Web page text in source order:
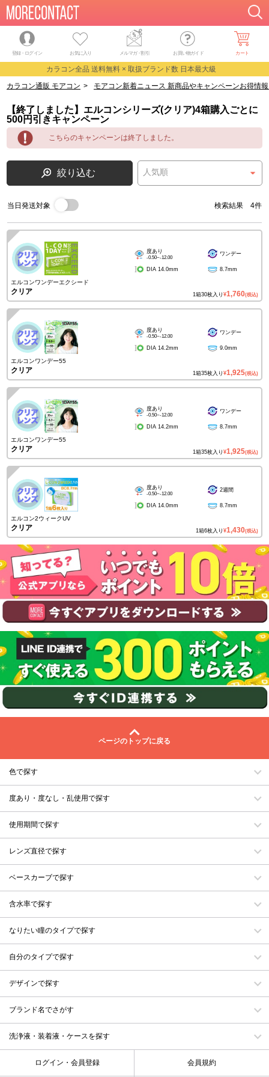
登録・ログイン お気に入り メルマガ・割引 お買い物ガイド カート
カラコン全品 送料無料 × 取扱ブランド数 日本最大級
カラコン通販 モアコン > モアコン新着ニュース 新商品やキャンペーンお得情
【終了しました】エルコンシリーズ(クリア)4箱購入ごとに
500円引きキャンペーン
こちらのキャンペーンは終了しました。
絞り込む
当日発送対象 検索結果 4件
エルコンワンデーエクシード
クリア
度あり
-0.50~-12.00
ワンデー
DIA 14.0mm 8.7mm
1箱30枚入り ¥1,760(税込)
エルコンワンデー55
クリア
度あり
-0.50~-12.00
ワンデー
DIA 14.2mm 9.0mm
1箱35枚入り ¥1,925(税込)
エルコンワンデー55
クリア
度あり
-0.50~-12.00
ワンデー
DIA 14.2mm 8.7mm
1箱35枚入り ¥1,925(税込)
エルコン2ウィークUV
クリア
度あり
-0.50~-12.00
2週間
DIA 14.0mm 8.7mm
1箱6枚入り ¥1,430(税込)
ページのトップに戻る
色で探す
度あり・度なし・乱使用で探す
使用期間で探す
レンズ直径で探す
ベースカーブで探す
含水率で探す
なりたい瞳のタイプで探す
自分のタイプで探す
デザインで探す
ブランド名でさがす
洗浄液・装着液・ケースを探す
ログイン・会員登録 会員規約